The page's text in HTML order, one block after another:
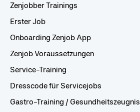
Zenjobber Trainings
Erster Job
Onboarding Zenjob App
Zenjob Voraussetzungen
Service-Training
Dresscode für Servicejobs
Gastro-Training / Gesundheitszeugnis